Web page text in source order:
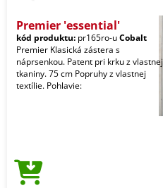
Premier 'essential'
kód produktu: pr165ro-uCobalt
Premier Klasická zástera s
náprsenkou. Patent pri krku z vlastnej
tkaniny. 75 cm Popruhy z vlastnej
textílie. Pohlavie: